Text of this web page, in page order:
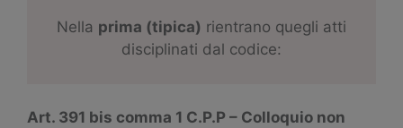
Nella prima (tipica) rientrano quegli atti
disciplinati dal codice:
Art. 391 bis comma 1 C.P.P – Colloquio non